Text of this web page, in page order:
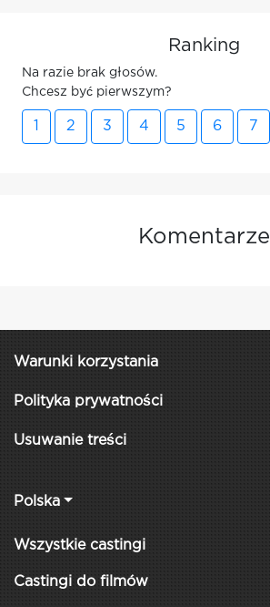
Ranking
Na razie brak głosów.
Chcesz być pierwszym?
2 3 4 5 6 7
Komentarze
Warunki korzystania
Polityka prywatności
Usuwanie treści
Polska
Wszystkie castingi
Castingi do filmów